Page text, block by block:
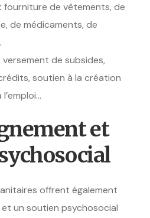
fourniture de vêtements, de
de médicaments, de
versement de subsides,
soutien à la création
et
offrent également
un soutien psychosocial